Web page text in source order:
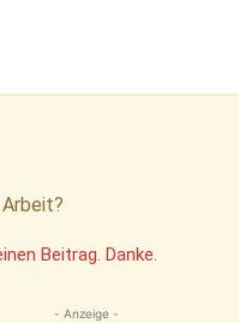
Beitrag. Danke.
- Anzeige -